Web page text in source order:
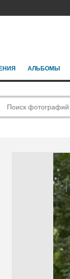
АЛЬБОМЫ